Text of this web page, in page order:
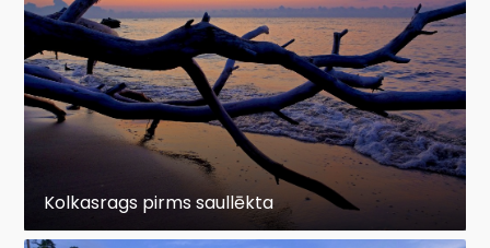
Kolkasrags pirms saullēkta